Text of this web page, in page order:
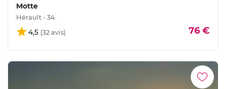
Motte
Hérault - 34
4,5 76 €